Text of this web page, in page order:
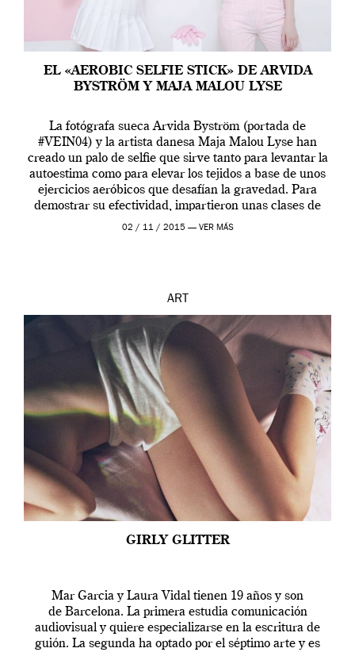
EL «AEROBIC SELFIE STICK» DE ARVIDA
BYSTRÖM Y MAJA MALOU LYSE
La fotógrafa sueca Arvida Byström (portada de
#VEIN04) y la artista danesa Maja Malou Lyse han
creado un palo de selfie que sirve tanto para levantar la
autoestima como para elevar los tejidos a base de unos
ejercicios aeróbicos que desafían la gravedad. Para
demostrar su efectividad, impartieron unas clases de
prueba en el Tate […]
02 / 11 / 2015 — VER MÁS
ART
GIRLY GLITTER
Mar Garcia y Laura Vidal tienen 19 años y son
de Barcelona. La primera estudia comunicación
audiovisual y quiere especializarse en la escritura de
guión. La segunda ha optado por el séptimo arte y es